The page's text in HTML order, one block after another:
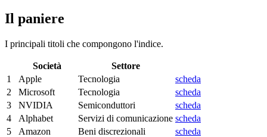
Il paniere
I principali titoli che compongono l'indice.
Società
Settore
1
Apple Tecnologia
scheda
2
Microsoft Tecnologia
scheda
3
NVIDIA Semiconduttori
scheda
4
Alphabet Servizi di comunicazione scheda
5
Amazon Beni discrezionali
scheda